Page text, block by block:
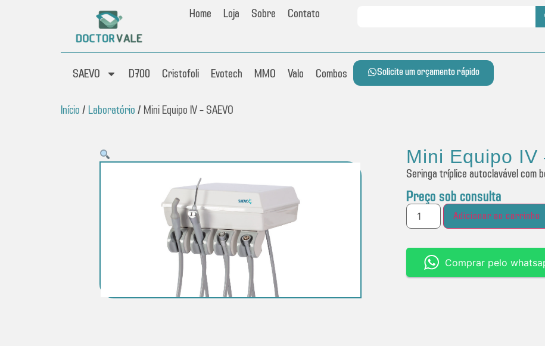
Home Loja Sobre Contato
Solicite um orçamento rápido
SAEVO D700 Cristofoli Evotech MMO Valo Combos
Início/Laboratório/ Mini Equipo IV – SAEVO
Mini Equipo IV
Seringa tríplice autoclavável com
Preço sob consulta
Adicionar ao carrinho
Comprar pelo